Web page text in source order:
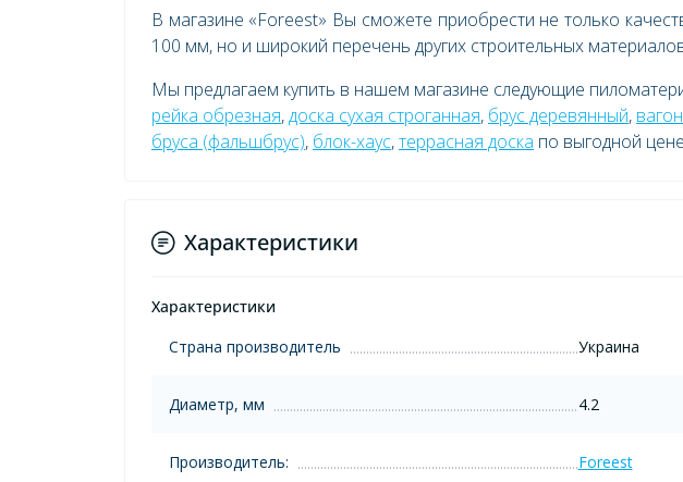
В магазине «Foreest» Вы сможете приобрести не только
100 мм, но и широкий перечень других строительных
Мы предлагаем купить в нашем магазине следующие
рейка обрезная,доска сухая строганная, брус деревянный,
бруса (фальшбрус), блок-хаус,террасная доска по выгодной
Характеристики
Характеристики
Страна производитель
Украина
Диаметр, мм 4.2
Производитель: Foreest